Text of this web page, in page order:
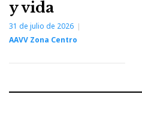
y vida
31 de julio de 2026
AAVV Zona Centro